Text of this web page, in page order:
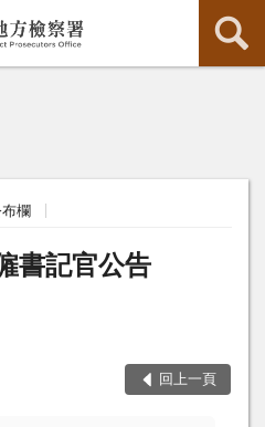
欄
書記官公告
回上一頁